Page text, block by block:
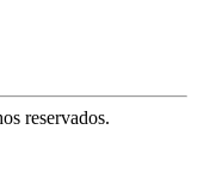
reservados.